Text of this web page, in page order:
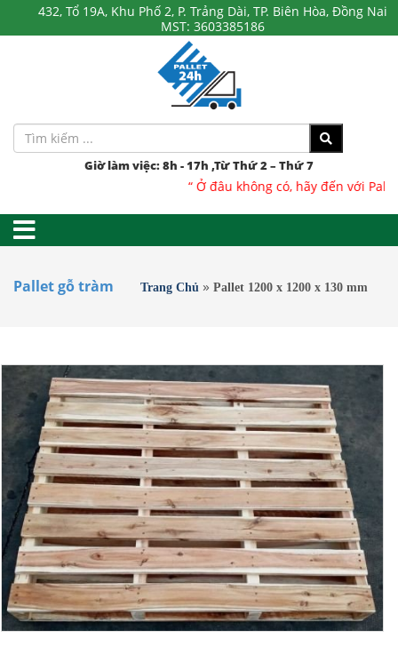
432, Tổ 19A, Khu Phố 2, P. Trảng Dài, TP. Biên Hòa, Đồng Nai
MST: 3603385186
Giờ làm việc: 8h - 17h ,Từ Thứ 2 – Thứ 7
“ Ở đâu không có, hãy đến với Pallet
Pallet gỗ tràm Trang Chủ » Pallet 1200 x 1200 x 130 mm